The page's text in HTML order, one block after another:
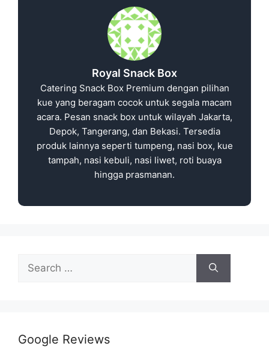
Royal Snack Box
Catering Snack Box Premium dengan pilihan
kue yang beragam cocok untuk segala macam
acara. Pesan snack box untuk wilayah Jakarta,
Depok, Tangerang, dan Bekasi. Tersedia
produk lainnya seperti tumpeng, nasi box, kue
tampah, nasi kebuli, nasi liwet, roti buaya
hingga prasmanan.
Google Reviews